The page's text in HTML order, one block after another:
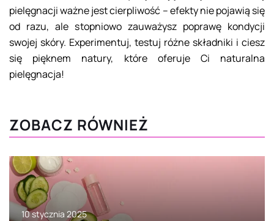
pielęgnacji ważne jest cierpliwość – efekty nie pojawią się
od razu, ale stopniowo zauważysz poprawę kondycji
swojej skóry. Experimentuj, testuj różne składniki i ciesz
się pięknem natury, które oferuje Ci naturalna
pielęgnacja!
ZOBACZ RÓWNIEŻ
10 stycznia 2025